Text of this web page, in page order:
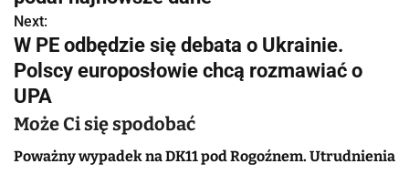
Sprawą zajmuje
się policja
w
i
g
a
c
Next:
W PE odbędzie się debata o Ukrainie.
Polscy europosłowie chcą rozmawiać o
UPA
Może Ci się spodobać
Poważny wypadek na DK11 pod Rogoźnem. Utrudnienia